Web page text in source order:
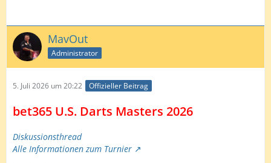
MavOut
Administrator
5. Juli 2026 um 20:22 Offizieller Beitrag
bet365 U.S. Darts Masters 2026
Diskussionsthread
Alle Informationen zum Turnier